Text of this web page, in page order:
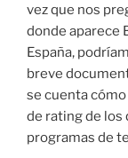
vez que nos
donde aparece
España,
breve
se cuenta
de rating de los
programas de